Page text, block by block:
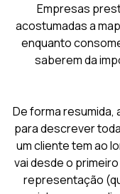
Empresas
acostumadas a
enquanto
saberem da
De forma resumida,
para descrever
um cliente tem ao
vai desde o
representação